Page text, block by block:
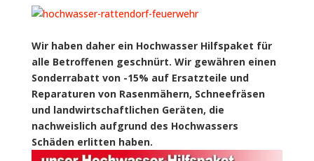
Wir haben daher ein Hochwasser Hilfspaket für
alle Betroffenen geschnürt. Wir gewähren einen
Sonderrabatt von -15% auf Ersatzteile und
Reparaturen von Rasenmähern, Schneefräsen
und landwirtschaftlichen Geräten, die
nachweislich aufgrund des Hochwassers
Schäden erlitten haben.